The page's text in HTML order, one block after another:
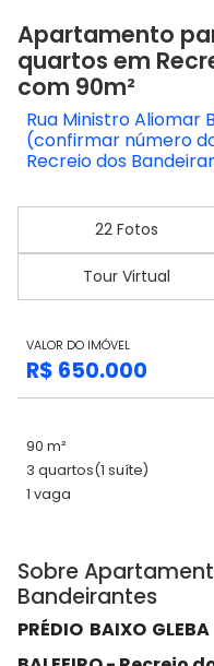
Apartamento
quartos em
com 90m²
Rua Ministro Aliomar
(confirmar número
Recreio dos
22 Fotos
Tour Virtual
VALOR DO IMÓVEL
R$ 650.000
90 m²
3 quartos(1 suíte)
1 vaga
Sobre
Bandeirantes
PRÉDIO BAIXO